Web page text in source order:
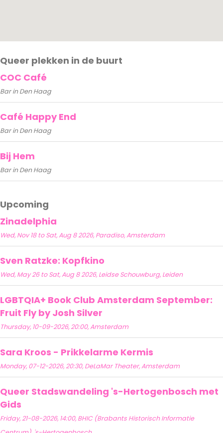
Queer plekken in de buurt
COC Café
Bar in Den Haag
Café Happy End
Bar in Den Haag
Bij Hem
Bar in Den Haag
Upcoming
Zinadelphia
Wed, Nov 18 to Sat, Aug 8 2026, Paradiso, Amsterdam
Sven Ratzke: Kopfkino
Wed, May 26 to Sat, Aug 8 2026, Leidse Schouwburg, Leiden
LGBTQIA+ Book Club Amsterdam September:
Fruit Fly by Josh Silver
Thursday, 10-09-2026, 20:00, Amsterdam
Sara Kroos - Prikkelarme Kermis
Monday, 07-12-2026, 20:30, DeLaMar Theater, Amsterdam
Queer Stadswandeling 's-Hertogenbosch met
Gids
Friday, 21-08-2026, 14:00, BHIC (Brabants Historisch Informatie